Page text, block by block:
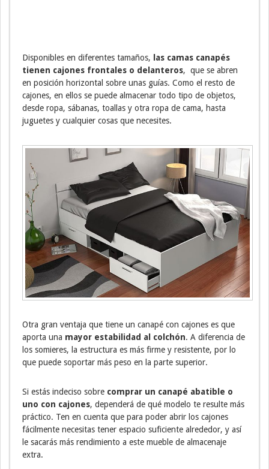
Disponibles en diferentes tamaños,
las camas canapés
tienen cajones frontales o delanteros, que se abren
en posición horizontal sobre unas guías. Como el resto de
cajones, en ellos se puede almacenar todo tipo de objetos,
desde ropa, sábanas, toallas y otra ropa de cama, hasta
juguetes y cualquier cosas que necesites.
Otra gran ventaja que tiene un canapé con cajones es que
aporta una mayor estabilidad al colchón. A diferencia de
los somieres, la estructura es más firme y resistente, por lo
que puede soportar más peso en la parte superior.
Si estás indeciso sobre comprar un canapé abatible o
uno con cajones, dependerá de qué modelo te resulte más
práctico. Ten en cuenta que para poder abrir los cajones
fácilmente necesitas tener espacio suficiente alrededor, y así
le sacarás más rendimiento a este mueble de almacenaje
extra.